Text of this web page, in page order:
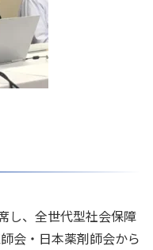
し、全世代型社会保障
会・日本薬剤師会から